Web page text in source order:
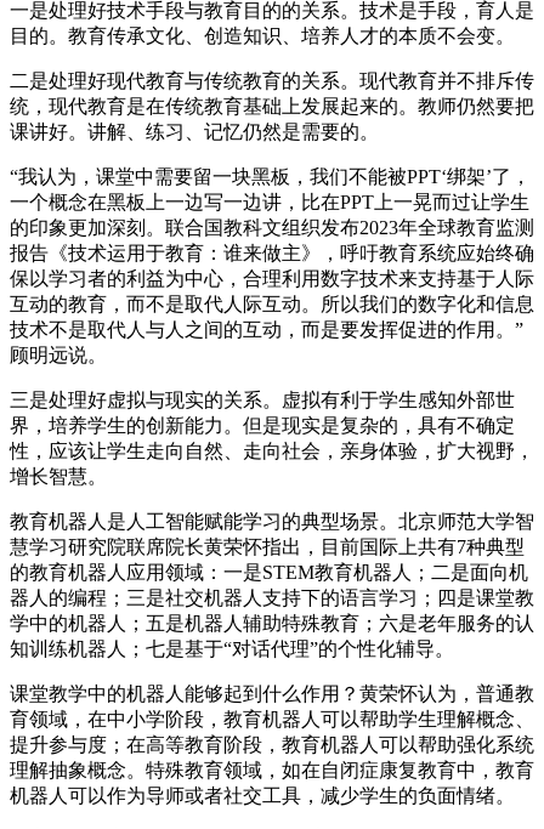
一是处理好技术手段与教育目的的关系。技术是手段，育人是
目的。教育传承文化、创造知识、培养人才的本质不会变。
二是处理好现代教育与传统教育的关系。现代教育并不排斥传
统，现代教育是在传统教育基础上发展起来的。教师仍然要把
课讲好。讲解、练习、记忆仍然是需要的。
“我认为，课堂中需要留一块黑板，我们不能被PPT‘绑架’了，
一个概念在黑板上一边写一边讲，比在PPT上一晃而过让学生
的印象更加深刻。联合国教科文组织发布2023年全球教育监测
报告《技术运用于教育：谁来做主》，呼吁教育系统应始终确
保以学习者的利益为中心，合理利用数字技术来支持基于人际
互动的教育，而不是取代人际互动。所以我们的数字化和信息
技术不是取代人与人之间的互动，而是要发挥促进的作用。”
顾明远说。
三是处理好虚拟与现实的关系。虚拟有利于学生感知外部世
界，培养学生的创新能力。但是现实是复杂的，具有不确定
性，应该让学生走向自然、走向社会，亲身体验，扩大视野，
增长智慧。
教育机器人是人工智能赋能学习的典型场景。北京师范大学智
慧学习研究院联席院长黄荣怀指出，目前国际上共有7种典型
的教育机器人应用领域：一是STEM教育机器人；二是面向机
器人的编程；三是社交机器人支持下的语言学习；四是课堂教
学中的机器人；五是机器人辅助特殊教育；六是老年服务的认
知训练机器人；七是基于“对话代理”的个性化辅导。
课堂教学中的机器人能够起到什么作用？黄荣怀认为，普通教
育领域，在中小学阶段，教育机器人可以帮助学生理解概念、
提升参与度；在高等教育阶段，教育机器人可以帮助强化系统
理解抽象概念。特殊教育领域，如在自闭症康复教育中，教育
机器人可以作为导师或者社交工具，减少学生的负面情绪。